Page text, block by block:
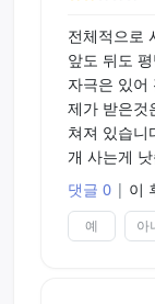
전체적으로
앞도 뒤도
자극은 있어
제가 받은것
쳐져 있습니
개 사는게
댓글 0 | 이
예 아